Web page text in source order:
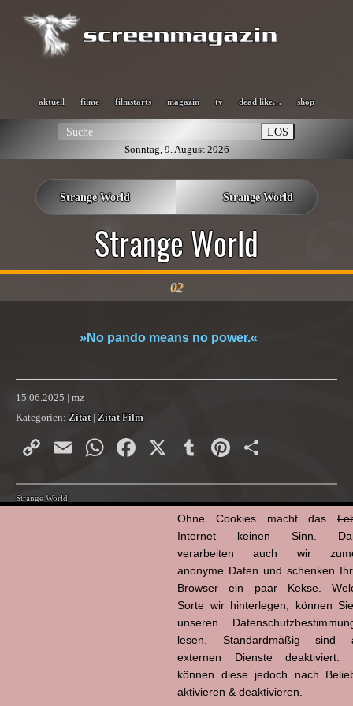
aktuell filme filmstarts magazin tv dead like… shop
LOS
Sonntag, 9. August 2026
Strange World Strange World
Strange World
02
»No pando means no power.«
15.06.2025 | mz
Kategorien: Zitat Zitat Film
CopyEmailWhatsApp
Facebook
X TumblrPinterest
Strange World
Ohne Cookies macht das
Internet keinen Sinn.
verarbeiten auch wir
anonyme Daten und schenken
Browser ein paar Kekse.
Sorte wir hinterlegen, können
unseren
lesen. Standardmäßig sind
externen Dienste deaktiviert.
können diese jedoch nach
aktivieren & deaktivieren.